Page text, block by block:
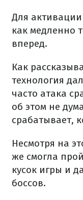
Для
как медленно
вперед.
Как
технология
часто атака
об этом не
срабатывает,
Несмотря на
же смогла
кусок игры и
боссов.